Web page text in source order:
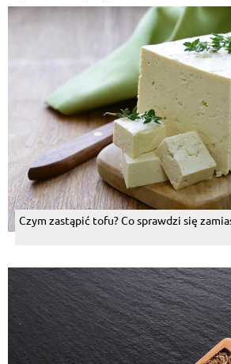
Czym zastąpić tofu? Co sprawdzi się